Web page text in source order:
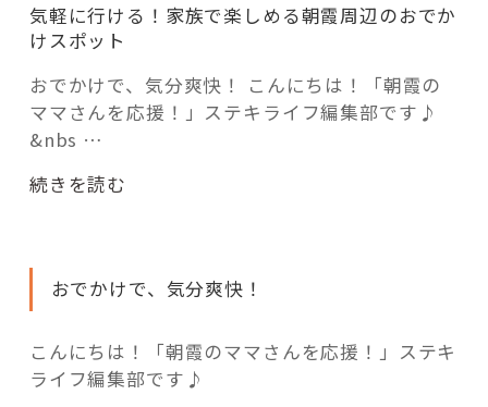
fleXe リノベ事例
「ひと」
気軽に行ける！家族で楽しめる朝霞周辺のおでか
けスポット
おでかけで、気分爽快！ こんにちは！「朝霞の
ママさんを応援！」ステキライフ編集部です♪
&nbs …
“気
行
る！
家
族
続きを読む
おでかけで、気分爽快！
こんにちは！「朝霞のママさんを応援！」ステキ
ライフ編集部です♪